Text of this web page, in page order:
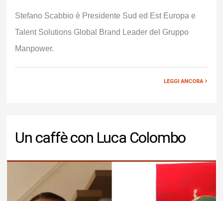
Stefano Scabbio è Presidente Sud ed Est Europa e
Talent Solutions Global Brand Leader del Gruppo
Manpower.
LEGGI ANCORA
Un caffè con Luca Colombo